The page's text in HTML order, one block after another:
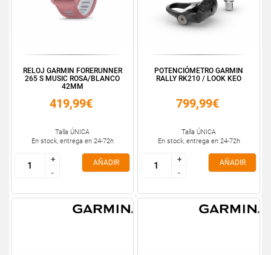
RELOJ GARMIN FORERUNNER
265 S MUSIC ROSA/BLANCO
42MM
419,99€
Talla ÚNICA
En stock, entrega en 24-72h
+
-
+
-
AÑADIR
POTENCIÓMETRO GARMIN
RALLY RK210 / LOOK KEO
799,99€
Talla ÚNICA
En stock, entrega en 24-72h
+
-
+
-
AÑADIR